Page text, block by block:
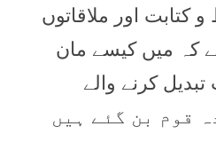
اور ملاقاتوں
کہ میں کیسے مان
کرنے والے